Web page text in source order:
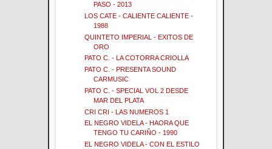
PASO - 2013
LOS CATE - CALIENTE CALIENTE -
1988
QUINTETO IMPERIAL - EXITOS DE
ORO
PATO C. - LA COTORRA CRIOLLA
PATO C. - PRESENTA SOUND
CARMUSIC
PATO C. - SPECIAL VOL 2 DESDE
MAR DEL PLATA
CRI CRI - LAS NUMEROS 1
EL NEGRO VIDELA - HAORA QUE
TENGO TU CARIÑO - 1990
EL NEGRO VIDELA - CON EL ESTILO